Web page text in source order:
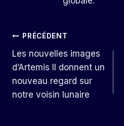
Navigation
De
L’article
PRÉCÉDENT
Les nouvelles images
d’Artemis II donnent un
nouveau regard sur
notre voisin lunaire